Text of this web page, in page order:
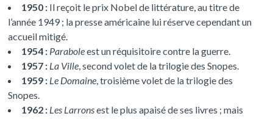
1950 : Il reçoit le prix Nobel de littérature, au titre de
l’année 1949 ; la presse américaine lui réserve cependant un
accueil mitigé.
1954 : Paraboleest un réquisitoire contre la guerre.
1957 : La Ville, second volet de la trilogie des Snopes.
1959 : Le Domaine, troisième volet de la trilogie des
Snopes.
1962 : Les Larronsest le plus apaisé de ses livres ; mais